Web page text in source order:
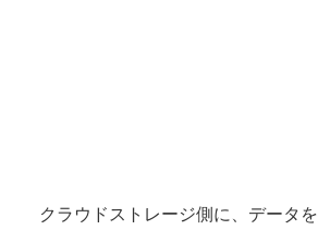
クラウドストレージ側に、データ